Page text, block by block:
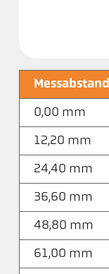
Messabstand
0,00 mm
12,20 mm
24,40 mm
36,60 mm
48,80 mm
61,00 mm